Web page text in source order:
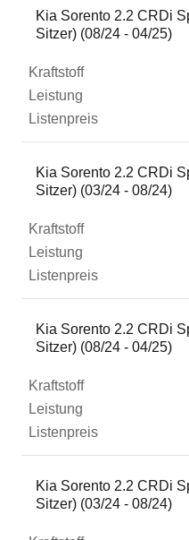
Kia Sorento 2.2 CRDi
Sitzer) (08/24 - 04/25)
Kia Sorento 2.2 CRDi
Sitzer) (03/24 - 08/24)
Kia Sorento 2.2 CRDi
Sitzer) (08/24 - 04/25)
Kia Sorento 2.2 CRDi
Sitzer) (03/24 - 08/24)